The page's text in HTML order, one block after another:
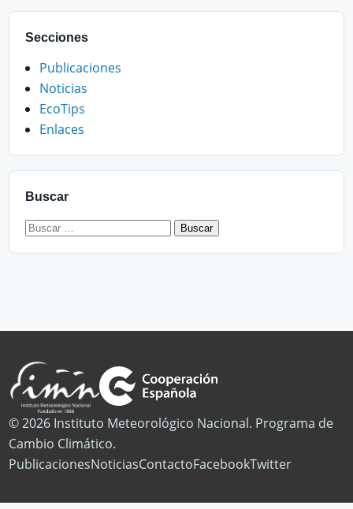
Secciones
Publicaciones
Noticias
EcoTips
Enlaces
Buscar
Buscar:
© 2026 Instituto Meteorológico Nacional. Programa de
Cambio Climático.
PublicacionesNoticiasContactoFacebookTwitter